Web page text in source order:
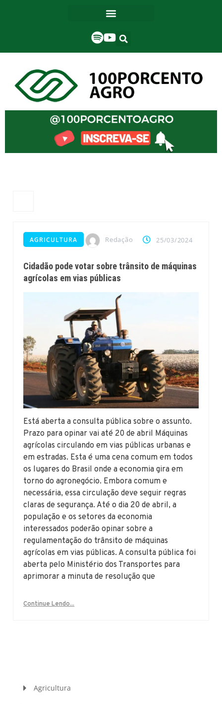
AGRICULTURA Redação 25/03/2024
Cidadão pode votar sobre trânsito de máquinas
agrícolas em vias públicas
Está aberta a consulta pública sobre o assunto.
Prazo para opinar vai até 20 de abril Máquinas
agrícolas circulando em vias públicas urbanas e
em estradas. Esta é uma cena comum em todos
os lugares do Brasil onde a economia gira em
torno do agronegócio. Embora comum e
necessária, essa circulação deve seguir regras
claras de segurança. Até o dia 20 de abril, a
população e os setores da economia
interessados poderão opinar sobre a
regulamentação do trânsito de máquinas
agrícolas em vias públicas. A consulta pública foi
aberta pelo Ministério dos Transportes para
aprimorar a minuta de resolução que
Continue Lendo...
Agricultura